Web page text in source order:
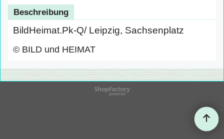
Beschreibung
BildHeimat.Pk-Q/ Leipzig, Sachsenplatz
© BILD und HEIMAT
WebShop erstellt mit
ShopFactory Shop